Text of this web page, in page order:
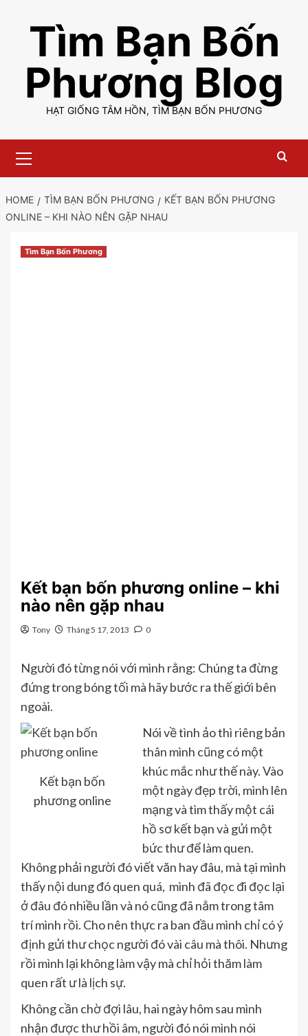
Tìm Bạn Bốn
Phương Blog
HẠT GIỐNG TÂM HỒN, TÌM BẠN BỐN PHƯƠNG
Menu
HOME TÌM BẠN BỐN PHƯƠNG
KẾT BẠN BỐN PHƯƠNG
ONLINE – KHI NÀO NÊN GẶP NHAU
Tìm Bạn Bốn Phương
Kết bạn bốn phương online – khi
nào nên gặp nhau
Tony Tháng 5 17, 2013 0
Người đó từng nói với mình rằng: Chúng ta đừng
đứng trong bóng tối mà hãy bước ra thế giới bên
ngoài.
Kết bạn bốn
phương online
Nói về tình ảo thì riêng bản
thân mình cũng có một
khúc mắc như thế này. Vào
một ngày đẹp trời, mình lên
mạng và tìm thấy một cái
hồ sơ kết bạn và gửi một
bức thư để làm quen.
Không phải người đó viết văn hay đâu, mà tại mình
thấy nội dung đó quen quá, mình đã đọc đi đọc lại
ở đâu đó nhiều lần và nó cũng đã nằm trong tâm
trí mình rồi. Cho nên thực ra ban đầu mình chỉ có ý
định gửi thư chọc người đó vài câu mà thôi. Nhưng
rồi mình lại không làm vậy mà chỉ hỏi thăm làm
quen rất ư là lịch sự.
Không cần chờ đợi lâu, hai ngày hôm sau mình
nhận được thư hồi âm, người đó nói mình nói